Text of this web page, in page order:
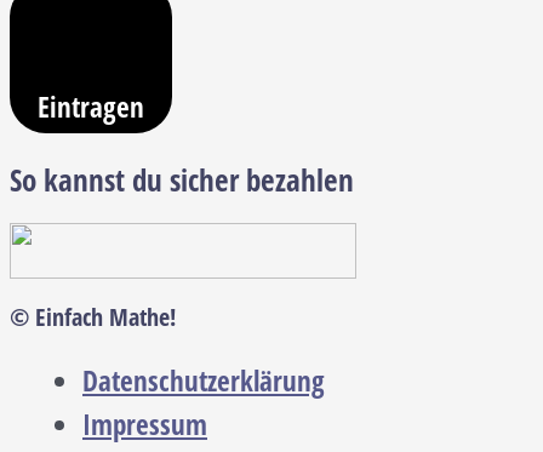
Eintragen
So kannst du sicher bezahlen
© Einfach Mathe!
Datenschutzerklärung
Impressum